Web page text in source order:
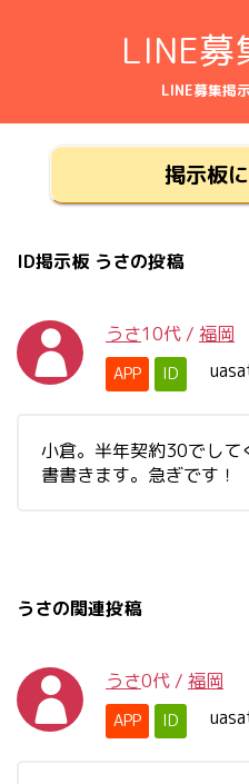
LINE募
LINE募集掲
掲示板
ID掲示板 うさの投稿
うさ10代 / 福岡
APP ID
小倉。半年契約30でして
書書きます。急ぎです！
うさの関連投稿
うさ0代 / 福岡
APP ID